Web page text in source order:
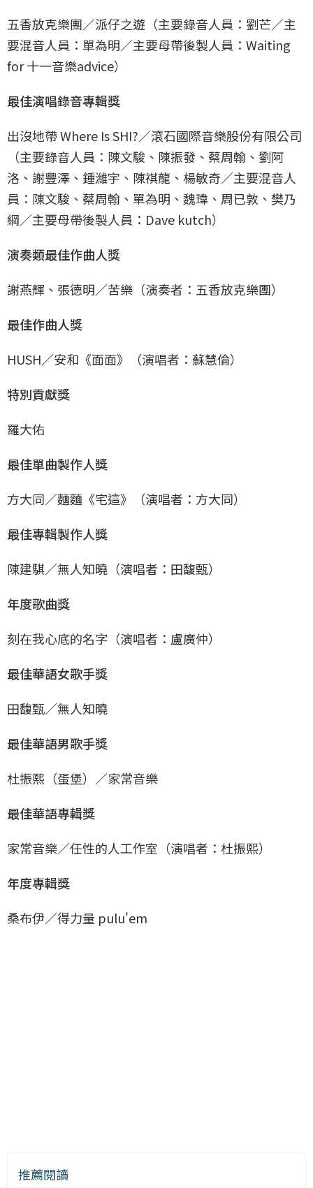
五香放克樂團／派仔之遊（主要錄音人員：劉芒／主
要混音人員：單為明／主要母帶後製人員：Waiting
for 十一音樂advice）
最佳演唱錄音專輯獎
出沒地帶 Where Is SHI?／滾石國際音樂股份有限公司
（主要錄音人員：陳文駿、陳振發、蔡周翰、劉阿
洛、謝豐澤、鍾濰宇、陳祺龍、楊敏奇／主要混音人
員：陳文駿、蔡周翰、單為明、魏瑋、周已敦、樊乃
綱／主要母帶後製人員：Dave kutch）
演奏類最佳作曲人獎
謝燕輝、張德明／苦樂（演奏者：五香放克樂團）
最佳作曲人獎
HUSH／安和《面面》（演唱者：蘇慧倫）
特別貢獻獎
羅大佑
最佳單曲製作人獎
方大同／麵麵《宅這》（演唱者：方大同）
最佳專輯製作人獎
陳建騏／無人知曉（演唱者：田馥甄）
年度歌曲獎
刻在我心底的名字（演唱者：盧廣仲）
最佳華語女歌手獎
田馥甄／無人知曉
最佳華語男歌手獎
杜振熙（蛋堡）／家常音樂
最佳華語專輯獎
家常音樂／任性的人工作室（演唱者：杜振熙）
年度專輯獎
桑布伊／得力量 pulu'em
推薦閱讀